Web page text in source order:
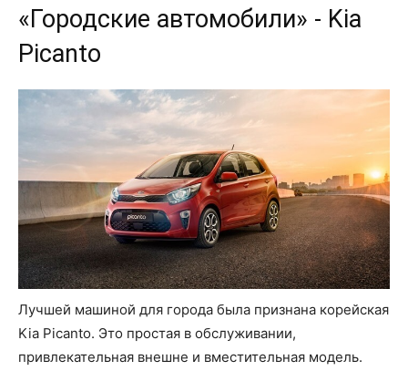
«Городские автомобили» - Kia
Picanto
Лучшей машиной для города была признана корейская
Kia Picanto. Это простая в обслуживании,
привлекательная внешне и вместительная модель.